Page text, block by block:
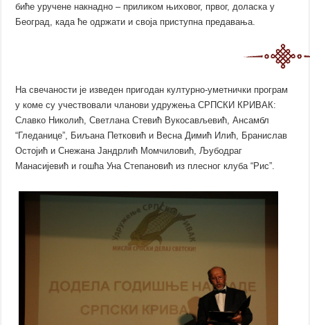
биће уручене накнадно – приликом њиховог, првог, доласка у
Београд, када ће одржати и своја приступна предавања.
На свечаности је изведен пригодан културно-уметнички програм
у коме су учествовали чланови удружења СРПСКИ КРИВАК:
Славко Николић, Светлана Стевић Вукосављевић, Ансамбл
“Гледанице”, Биљана Петковић и Весна Димић Илић, Бранислав
Остојић и Снежана Јандрлић Момчиловић, Љубодраг
Манасијевић и гошћаУна Степановић из плесног клуба “Рис”